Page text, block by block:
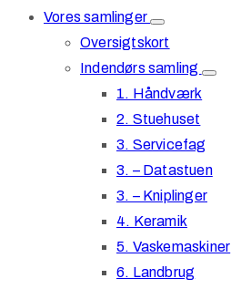
Vores samlinger
Oversigtskort
Indendørs samling
1. Håndværk
2. Stuehuset
3. Servicefag
3. – Datastuen
3. – Kniplinger
4. Keramik
5. Vaskemaskiner
6. Landbrug